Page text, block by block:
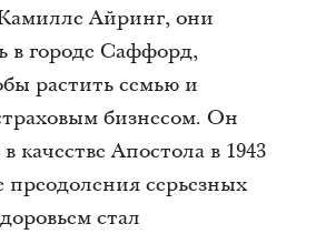
Айринг, они
в городе Саффорд,
растить семью и
бизнесом. Он
качестве Апостола в 1943
преодоления серьезных
стал